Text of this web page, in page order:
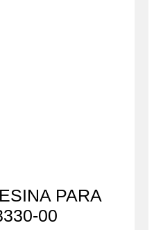
PARA
00